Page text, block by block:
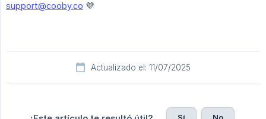
support@cooby.co 💜
Actualizado el: 11/07/2025